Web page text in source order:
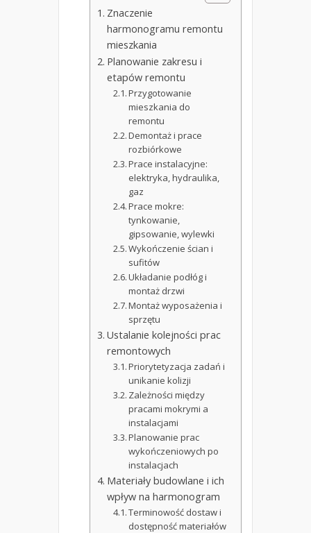
Znaczenie
harmonogramu remontu
mieszkania
Planowanie zakresu i
etapów remontu
Przygotowanie
mieszkania do
remontu
Demontaż i prace
rozbiórkowe
Prace instalacyjne:
elektryka, hydraulika,
gaz
Prace mokre:
tynkowanie,
gipsowanie, wylewki
Wykończenie ścian i
sufitów
Układanie podłóg i
montaż drzwi
Montaż wyposażenia i
sprzętu
Ustalanie kolejności prac
remontowych
Priorytetyzacja zadań i
unikanie kolizji
Zależności między
pracami mokrymi a
instalacjami
Planowanie prac
wykończeniowych po
instalacjach
Materiały budowlane i ich
wpływ na harmonogram
Terminowość dostaw i
dostępność materiałów